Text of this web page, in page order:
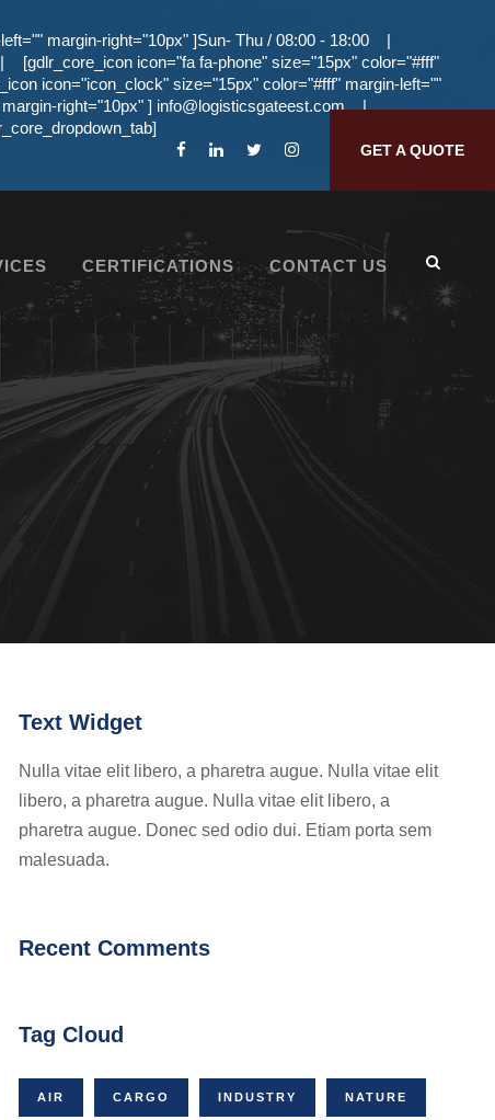
margin-right="10px" ]Sun- Thu / 08:00 - 18:00
|
|
[gdlr_core_icon icon="fa fa-phone" size="15px" color="#fff"
icon="icon_clock" size="15px" color="#fff" margin-left=""
right="10px" ] info@logisticsgateest.com
|
GET A QUOTE
CERTIFICATIONS CONTACT US
Text Widget
Nulla vitae elit libero, a pharetra augue. Nulla vitae elit
libero, a pharetra augue. Nulla vitae elit libero, a
pharetra augue. Donec sed odio dui. Etiam porta sem
malesuada.
Recent Comments
Tag Cloud
AIR CARGO INDUSTRY NATURE